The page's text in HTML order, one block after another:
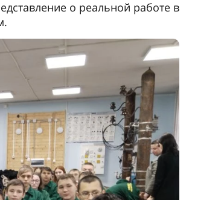
о реальной работе в